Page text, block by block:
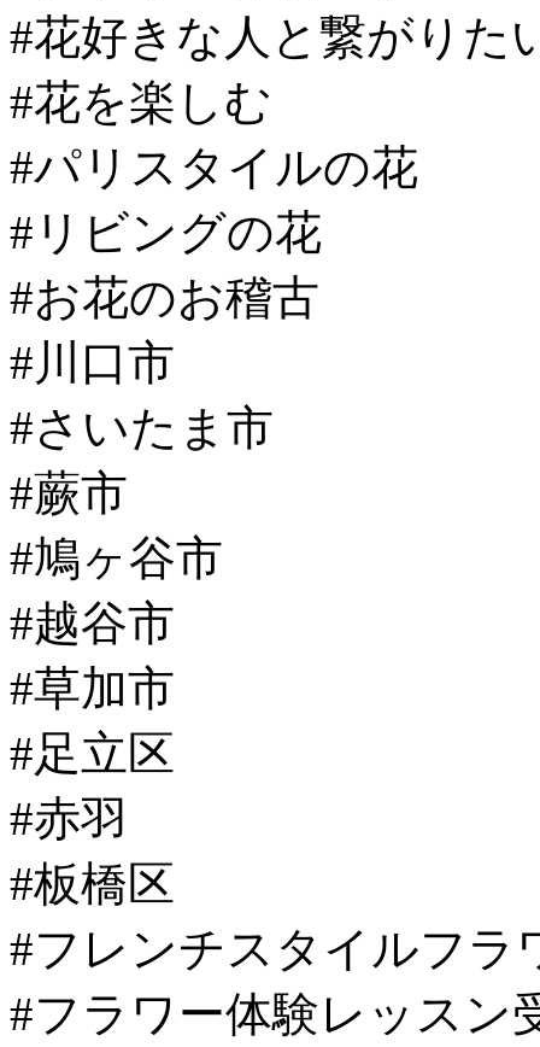
#花好きな人と繋がりた
#花を楽しむ
#パリスタイルの花
#リビングの花
#お花のお稽古
#川口市
#さいたま市
#蕨市
#鳩ヶ谷市
#越谷市
#草加市
#足立区
#赤羽
#板橋区
#フレンチスタイルフラ
#フラワー体験レッスン